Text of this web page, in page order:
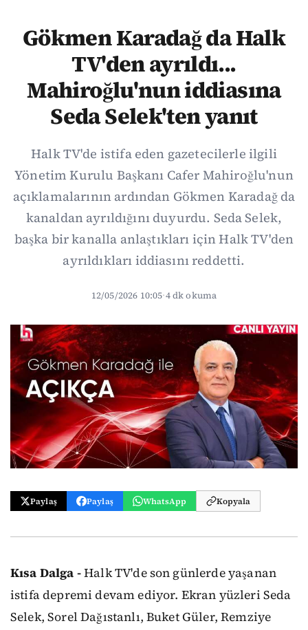
Gökmen Karadağ da Halk
TV'den ayrıldı...
Mahiroğlu'nun iddiasına
Seda Selek'ten yanıt
Halk TV'de istifa eden gazetecilerle ilgili
Yönetim Kurulu Başkanı Cafer Mahiroğlu'nun
açıklamalarının ardından Gökmen Karadağ da
kanaldan ayrıldığını duyurdu. Seda Selek,
başka bir kanalla anlaştıkları için Halk TV'den
ayrıldıkları iddiasını reddetti.
12/05/2026 10:05·4 dk okuma
Paylaş Paylaş WhatsApp Kopyala
Kısa Dalga -Halk TV'de son günlerde yaşanan
istifa depremi devam ediyor. Ekran yüzleri Seda
Selek, Sorel Dağıstanlı, Buket Güler, Remziye